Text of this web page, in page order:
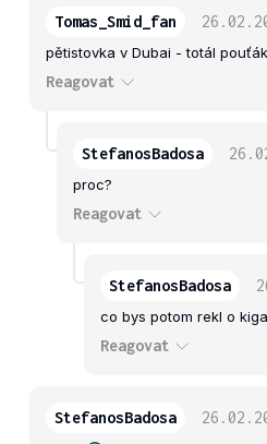
Tomas_Smid_fan
pětistovka v Dubai - totál pouťák
Reagovat
StefanosBadosa
proc?
Reagovat
StefanosBadosa
co bys potom rekl o
Reagovat
StefanosBadosa